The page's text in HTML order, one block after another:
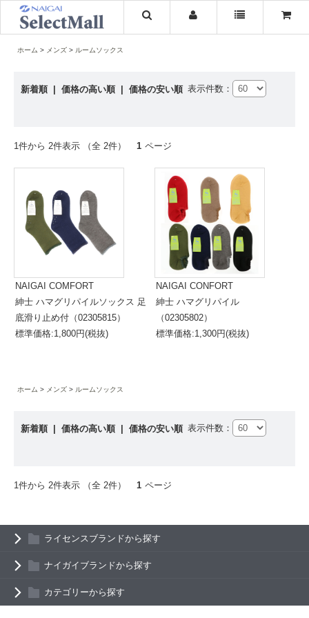
ホーム メンズ ルームソックス
新着順 価格の高い順 価格の安い順 表示件数：
1件から 2件表示 （全 2件） 1 ページ
NAIGAI COMFORT
紳士 ハマグリパイルソックス 足
底滑り止め付（02305815）
標準価格:1,800円(税抜)
NAIGAI CONFORT
紳士 ハマグリパイル
（02305802）
標準価格:1,300円(税抜)
ホーム メンズ ルームソックス
新着順 価格の高い順 価格の安い順 表示件数：
1件から 2件表示 （全 2件） 1 ページ
ライセンスブランドから探す
ナイガイブランドから探す
カテゴリーから探す